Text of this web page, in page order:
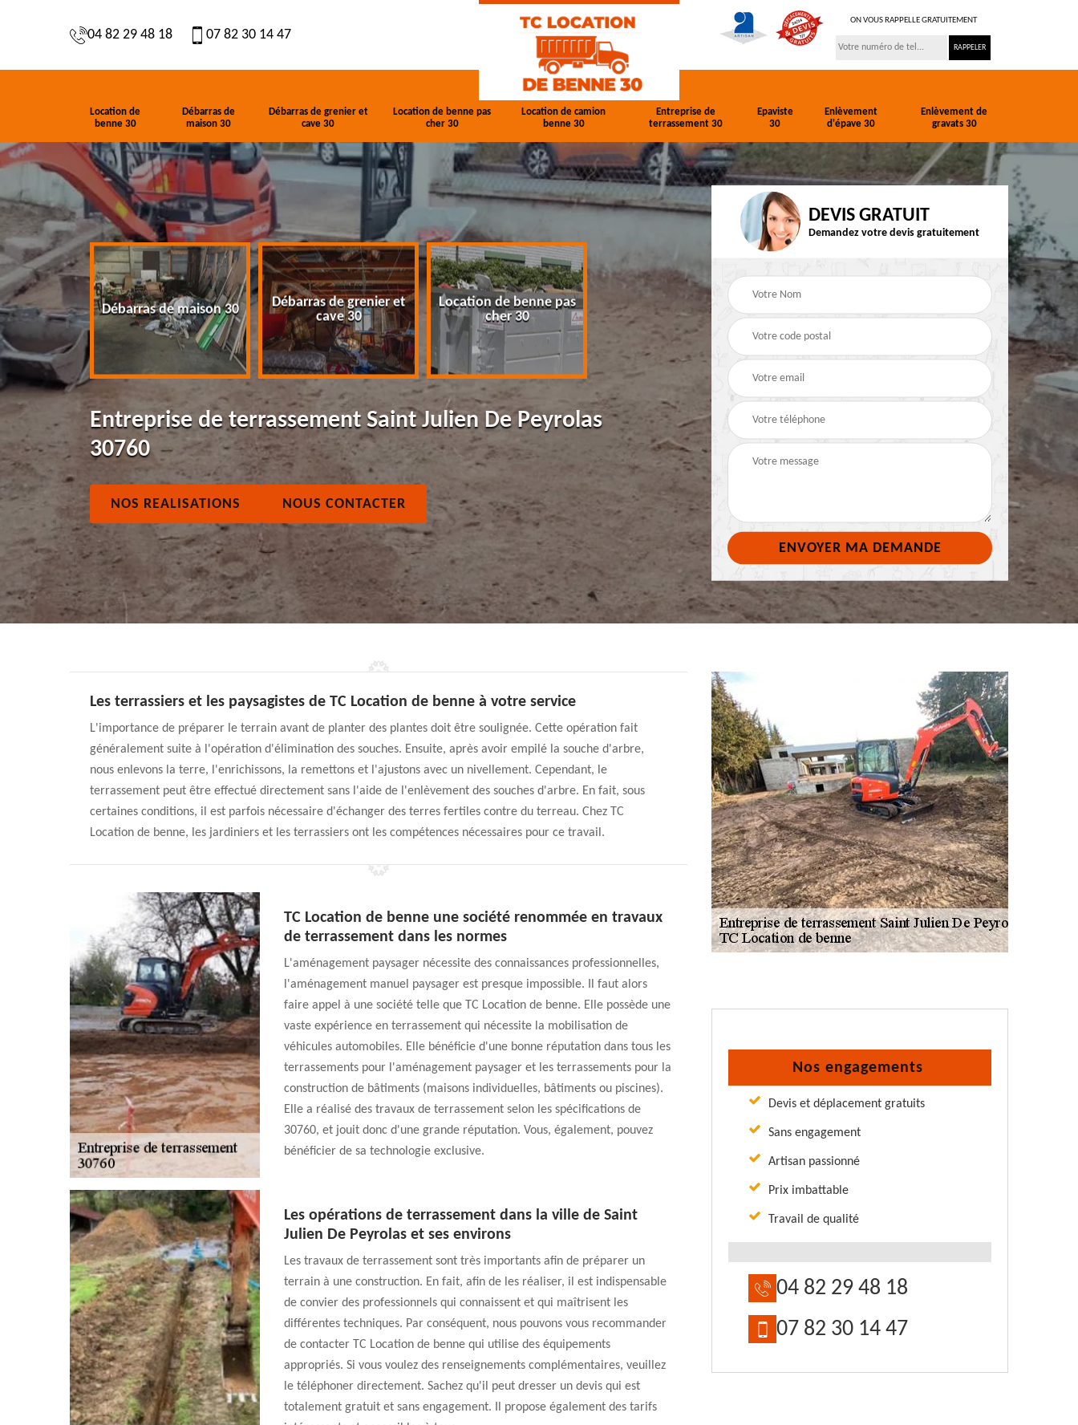
04 82 29 48 18 07 82 30 14 47
ON VOUS RAPPELLE GRATUITEMENT
Location de
benne 30
Débarras de
maison 30
Débarras de grenier et
cave 30
Location de benne pas
cher 30
Location de camion
benne 30
Entreprise de
terrassement 30
Epaviste
30
Enlèvement
d'épave 30
Enlèvement de
gravats 30
benne 30 Débarras de maison 30
Débarras de grenier et
cave 30
Location de benne pas
cher 30
Location de camion
benne 30
terrassement 30
Epaviste 30
Entreprise de terrassement Saint Julien De Peyrolas
30760
NOS REALISATIONS NOUS CONTACTER
DEVIS GRATUIT
Demandez votre devis gratuitement
Les terrassiers et les paysagistes de TC Location de benne à votre service
L'importance de préparer le terrain avant de planter des plantes doit être soulignée. Cette opération fait
généralement suite à l'opération d'élimination des souches. Ensuite, après avoir empilé la souche d'arbre,
nous enlevons la terre, l'enrichissons, la remettons et l'ajustons avec un nivellement. Cependant, le
terrassement peut être effectué directement sans l'aide de l'enlèvement des souches d'arbre. En fait, sous
certaines conditions, il est parfois nécessaire d'échanger des terres fertiles contre du terreau. Chez TC
Location de benne, les jardiniers et les terrassiers ont les compétences nécessaires pour ce travail.
TC Location de benne une société renommée en travaux
de terrassement dans les normes
L'aménagement paysager nécessite des connaissances professionnelles,
l'aménagement manuel paysager est presque impossible. Il faut alors
faire appel à une société telle que TC Location de benne. Elle possède une
vaste expérience en terrassement qui nécessite la mobilisation de
véhicules automobiles. Elle bénéficie d'une bonne réputation dans tous les
terrassements pour l'aménagement paysager et les terrassements pour la
construction de bâtiments (maisons individuelles, bâtiments ou piscines).
Elle a réalisé des travaux de terrassement selon les spécifications de
30760, et jouit donc d'une grande réputation. Vous, également, pouvez
bénéficier de sa technologie exclusive.
Les opérations de terrassement dans la ville de Saint
Julien De Peyrolas et ses environs
Les travaux de terrassement sont très importants afin de préparer un
terrain à une construction. En fait, afin de les réaliser, il est indispensable
de convier des professionnels qui connaissent et qui maîtrisent les
différentes techniques. Par conséquent, nous pouvons vous recommander
de contacter TC Location de benne qui utilise des équipements
appropriés. Si vous voulez des renseignements complémentaires, veuillez
le téléphoner directement. Sachez qu'il peut dresser un devis qui est
totalement gratuit et sans engagement. Il propose également des tarifs
Nos engagements
Devis et déplacement gratuits
Sans engagement
Artisan passionné
Prix imbattable
Travail de qualité
04 82 29 48 18
07 82 30 14 47